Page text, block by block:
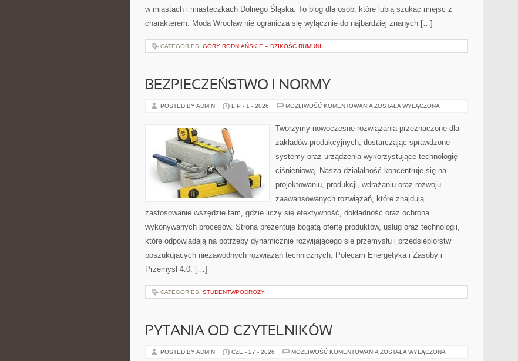
w miastach i miasteczkach Dolnego Śląska. To blog dla osób, które lubią szukać miejsc z
charakterem. Moda Wrocław nie ogranicza się wyłącznie do najbardziej znanych […]
CATEGORIES: GÓRY RODNIAŃSKIE – DZIKOŚĆ RUMUNII
BEZPIECZEŃSTWO I NORMY
POSTED BY ADMIN LIP - 1 - 2026 MOŻLIWOŚĆ KOMENTOWANIA BEZPIECZEŃSTWO
ZOSTAŁA WYŁĄCZONA
Tworzymy nowoczesne rozwiązania przeznaczone dla
zakładów produkcyjnych, dostarczając sprawdzone
systemy oraz urządzenia wykorzystujące technologię
ciśnieniową. Nasza działalność koncentruje się na
projektowaniu, produkcji, wdrażaniu oraz rozwoju
zaawansowanych rozwiązań, które znajdują
zastosowanie wszędzie tam, gdzie liczy się efektywność, dokładność oraz ochrona
wykonywanych procesów. Strona prezentuje bogatą ofertę produktów, usług oraz technologii,
które odpowiadają na potrzeby dynamicznie rozwijającego się przemysłu i przedsiębiorstw
poszukujących niezawodnych rozwiązań technicznych. Polecam Energetyka i Zasoby i
Przemysł 4.0. […]
CATEGORIES: STUDENTWPODROZY
PYTANIA OD CZYTELNIKÓW
POSTED BY ADMIN CZE - 27 - 2026 MOŻLIWOŚĆ KOMENTOWANIA PYTANIA
ZOSTAŁA WYŁĄCZONA